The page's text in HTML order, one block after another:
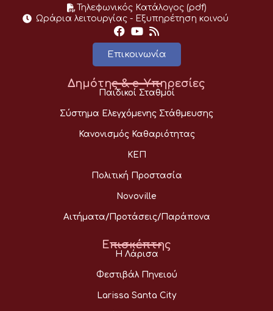
Τηλεφωνικός Κατάλογος (pdf)
Ωράρια λειτουργίας - Eξυπηρέτηση κοινού
Επικοινωνία
Δημότης & e-Υπηρεσίες
Παιδικοί Σταθμοί
Σύστημα Ελεγχόμενης Στάθμευσης
Κανονισμός Καθαριότητας
ΚΕΠ
Πολιτική Προστασία
Novoville
Αιτήματα/Προτάσεις/Παράπονα
Επισκέπτης
Η Λάρισα
Φεστιβάλ Πηνειού
Larissa Santa City